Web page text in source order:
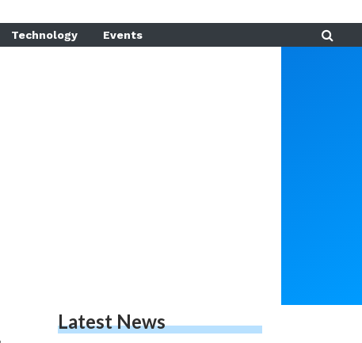
Technology Events
Latest News